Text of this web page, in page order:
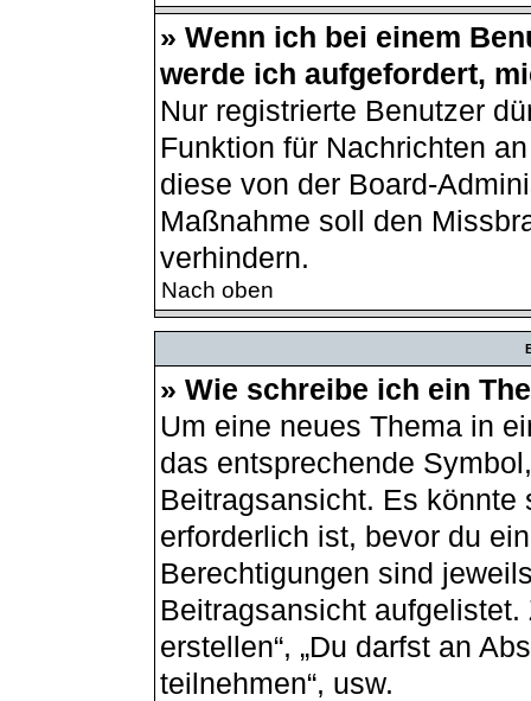
» Wenn ich bei einem
werde ich aufgefordert,
Nur registrierte Benutzer
Funktion für Nachrichten
diese von der Board-
Maßnahme soll den
verhindern.
Nach oben
» Wie schreibe ich ein
Um eine neues Thema in
das entsprechende
Beitragsansicht. Es
erforderlich ist, bevor du
Berechtigungen sind
Beitragsansicht aufgelistet.
erstellen“, „Du darfst an
teilnehmen“, usw.